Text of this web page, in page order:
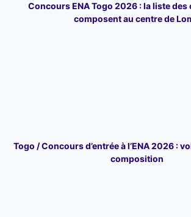
Concours ENA Togo 2026 : la liste des
composent au centre de
Togo / Concours d’entrée à l’ENA 2026 :
composition